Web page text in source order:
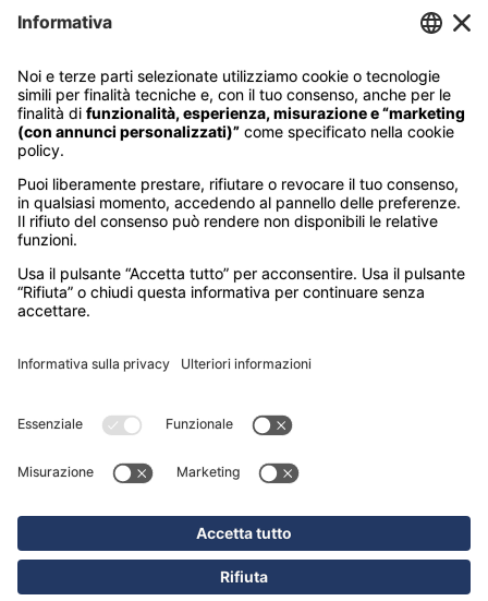
Hotelturist S.p.A.
Via E. Forcellini, 150 - 35128 Padova - Italia
C.F. e Reg. Imp. PD 01620970903
R.E.A. n. 0345593 di PD
P.IVA 01047360910
Corso Garibaldi, 86 - 20121 Milano - Italia
02.8526266 (tasto 2 e tasto 1)
prenotazioni.villaggi@touringclub.it
TCI LA MADDALENA: 090035B2000F2229
TCI TREMITI: 071026B200024798